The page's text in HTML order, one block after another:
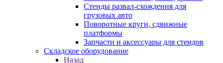
Стенды развал-схождения для
грузовых авто
Поворотные круги, сдвижные
платформы
Запчасти и аксессуары для стендов
Складское оборудование
Назад